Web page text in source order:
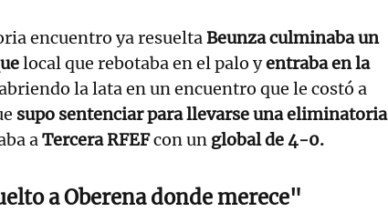
encuentro ya resueltaBeunza culminaba un
local que rebotaba en el palo yentraba en la
la lata en un encuentro que le costó a
supo sentenciar para llevarse una eliminatoria
aTercera RFEFcon un global de 4-0.
a Oberena donde merece"